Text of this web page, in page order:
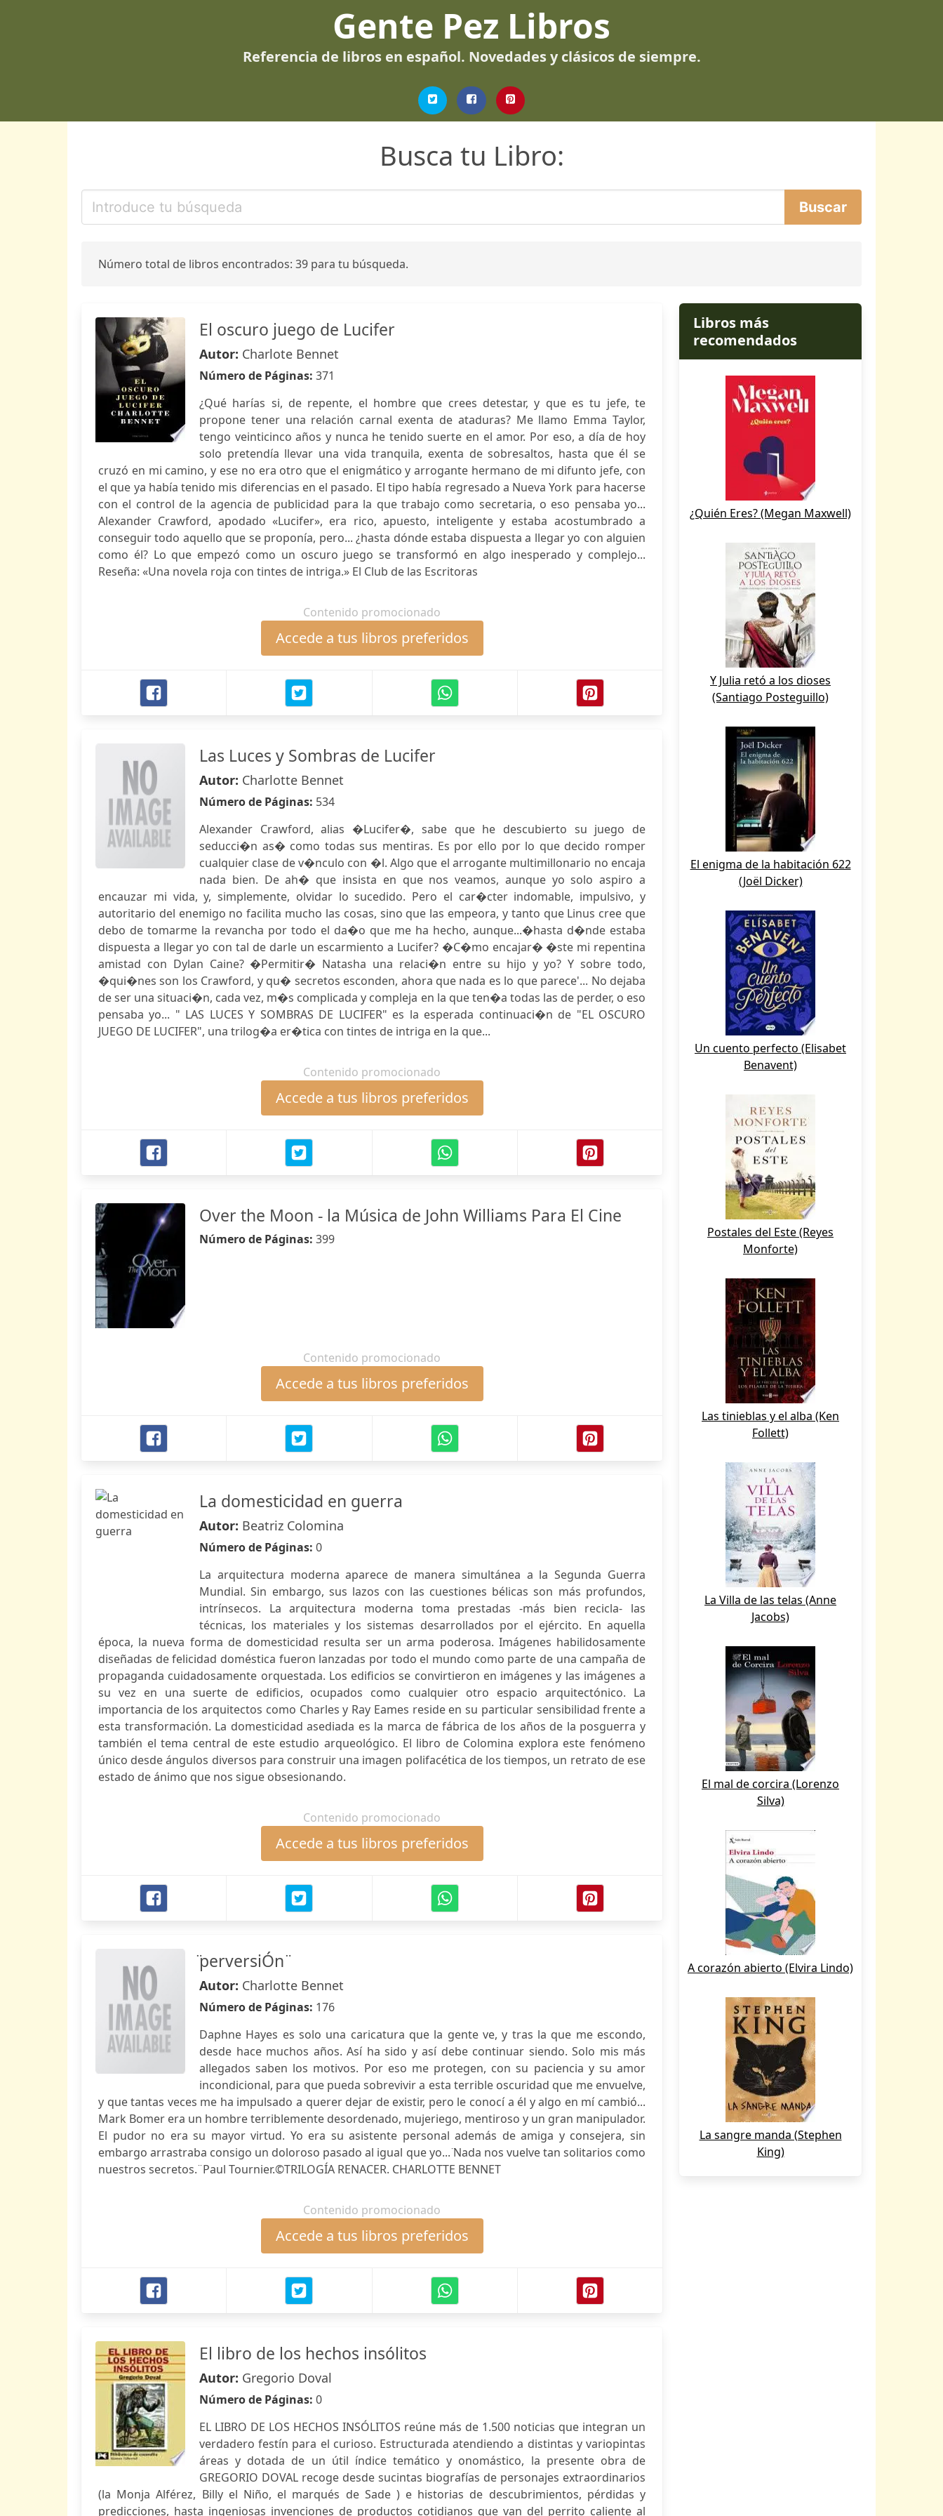
Gente Pez Libros
Referencia de libros en español. Novedades y clásicos de siempre.
Busca tu Libro:
Número total de libros encontrados: 39 para tu búsqueda.
El oscuro juego de Lucifer
Autor: Charlote Bennet
Número de Páginas: 371
¿Qué harías si, de repente, el hombre que crees detestar, y que es tu jefe, te
propone tener una relación carnal exenta de ataduras? Me llamo Emma Taylor,
tengo veinticinco años y nunca he tenido suerte en el amor. Por eso, a día de hoy
solo pretendía llevar una vida tranquila, exenta de sobresaltos, hasta que él se
cruzó en mi camino, y ese no era otro que el enigmático y arrogante hermano de mi difunto jefe, con
el que ya había tenido mis diferencias en el pasado. El tipo había regresado a Nueva York para hacerse
con el control de la agencia de publicidad para la que trabajo como secretaria, o eso pensaba yo...
Alexander Crawford, apodado «Lucifer», era rico, apuesto, inteligente y estaba acostumbrado a
conseguir todo aquello que se proponía, pero... ¿hasta dónde estaba dispuesta a llegar yo con alguien
como él? Lo que empezó como un oscuro juego se transformó en algo inesperado y complejo...
Reseña: «Una novela roja con tintes de intriga.» El Club de las Escritoras
Contenido promocionado
Accede a tus libros preferidos
Las Luces y Sombras de Lucifer
Autor: Charlotte Bennet
Número de Páginas: 534
Alexander Crawford, alias �Lucifer�, sabe que he descubierto su juego de
seducci�n as� como todas sus mentiras. Es por ello por lo que decido romper
cualquier clase de v�nculo con �l. Algo que el arrogante multimillonario no encaja
nada bien. De ah� que insista en que nos veamos, aunque yo solo aspiro a
encauzar mi vida, y, simplemente, olvidar lo sucedido. Pero el car�cter indomable, impulsivo, y
autoritario del enemigo no facilita mucho las cosas, sino que las empeora, y tanto que Linus cree que
debo de tomarme la revancha por todo el da�o que me ha hecho, aunque...�hasta d�nde estaba
dispuesta a llegar yo con tal de darle un escarmiento a Lucifer? �C�mo encajar� �ste mi repentina
amistad con Dylan Caine? �Permitir� Natasha una relaci�n entre su hijo y yo? Y sobre todo,
�qui�nes son los Crawford, y qu� secretos esconden, ahora que nada es lo que parece'... No dejaba
de ser una situaci�n, cada vez, m�s complicada y compleja en la que ten�a todas las de perder, o eso
pensaba yo... " LAS LUCES Y SOMBRAS DE LUCIFER" es la esperada continuaci�n de "EL OSCURO
JUEGO DE LUCIFER", una trilog�a er�tica con tintes de intriga en la que...
Contenido promocionado
Accede a tus libros preferidos
Over the Moon - la Música de John Williams Para El Cine
Número de Páginas: 399
Contenido promocionado
Accede a tus libros preferidos
La domesticidad en guerra
Autor: Beatriz Colomina
Número de Páginas: 0
La arquitectura moderna aparece de manera simultánea a la Segunda Guerra
Mundial. Sin embargo, sus lazos con las cuestiones bélicas son más profundos,
intrínsecos. La arquitectura moderna toma prestadas -más bien recicla- las
técnicas, los materiales y los sistemas desarrollados por el ejército. En aquella
época, la nueva forma de domesticidad resulta ser un arma poderosa. Imágenes habilidosamente
diseñadas de felicidad doméstica fueron lanzadas por todo el mundo como parte de una campaña de
propaganda cuidadosamente orquestada. Los edificios se convirtieron en imágenes y las imágenes a
su vez en una suerte de edificios, ocupados como cualquier otro espacio arquitectónico. La
importancia de los arquitectos como Charles y Ray Eames reside en su particular sensibilidad frente a
esta transformación. La domesticidad asediada es la marca de fábrica de los años de la posguerra y
también el tema central de este estudio arqueológico. El libro de Colomina explora este fenómeno
único desde ángulos diversos para construir una imagen polifacética de los tiempos, un retrato de ese
estado de ánimo que nos sigue obsesionando.
Contenido promocionado
Accede a tus libros preferidos
̈perversiÓn ̈
Autor: Charlotte Bennet
Número de Páginas: 176
Daphne Hayes es solo una caricatura que la gente ve, y tras la que me escondo,
desde hace muchos años. Así ha sido y así debe continuar siendo. Solo mis más
allegados saben los motivos. Por eso me protegen, con su paciencia y su amor
incondicional, para que pueda sobrevivir a esta terrible oscuridad que me envuelve,
y que tantas veces me ha impulsado a querer dejar de existir, pero le conocí a él y algo en mí cambió...
Mark Bomer era un hombre terriblemente desordenado, mujeriego, mentiroso y un gran manipulador.
El pudor no era su mayor virtud. Yo era su asistente personal además de amiga y consejera, sin
embargo arrastraba consigo un doloroso pasado al igual que yo... ̈Nada nos vuelve tan solitarios como
nuestros secretos. ̈ Paul Tournier.©TRILOGÍA RENACER. CHARLOTTE BENNET
Contenido promocionado
Accede a tus libros preferidos
El libro de los hechos insólitos
Autor: Gregorio Doval
Número de Páginas: 0
EL LIBRO DE LOS HECHOS INSÓLITOS reúne más de 1.500 noticias que integran un
verdadero festín para el curioso. Estructurada atendiendo a distintas y variopintas
áreas y dotada de un útil índice temático y onomástico, la presente obra de
GREGORIO DOVAL recoge desde sucintas biografías de personajes extraordinarios
(la Monja Alférez, Billy el Niño, el marqués de Sade ) e historias de descubrimientos, pérdidas y
predicciones, hasta ingeniosas invenciones de productos cotidianos que van del perrito caliente al
Libros más
recomendados
¿Quién Eres? (Megan Maxwell)
Y Julia retó a los dioses
(Santiago Posteguillo)
El enigma de la habitación 622
(Joël Dicker)
Un cuento perfecto (Elisabet
Benavent)
Postales del Este (Reyes
Monforte)
Las tinieblas y el alba (Ken
Follett)
La Villa de las telas (Anne
Jacobs)
El mal de corcira (Lorenzo
Silva)
A corazón abierto (Elvira Lindo)
La sangre manda (Stephen
King)